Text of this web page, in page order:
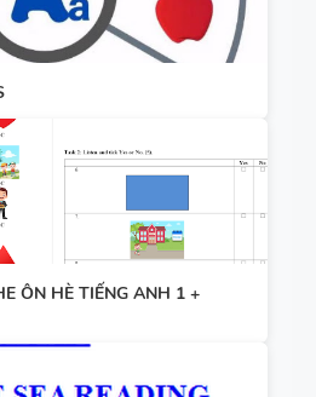
ÔN HÈ TIẾNG ANH 1 +